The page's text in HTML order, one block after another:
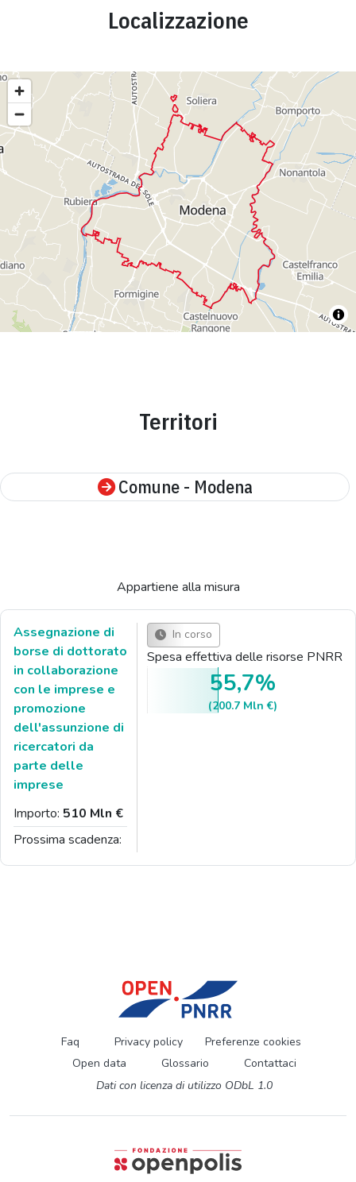
Localizzazione
Territori
Comune - Modena
Appartiene alla misura
Assegnazione di
borse di dottorato
in collaborazione
con le imprese e
promozione
dell'assunzione di
ricercatori da
parte delle
imprese
Importo: 510 Mln €
Prossima scadenza:
In corso
Spesa effettiva delle risorse PNRR
55,7%
(200.7 Mln €)
Faq Privacy policy
Preferenze cookies
Open data
Glossario
Contattaci
Dati con licenza di utilizzo ODbL 1.0